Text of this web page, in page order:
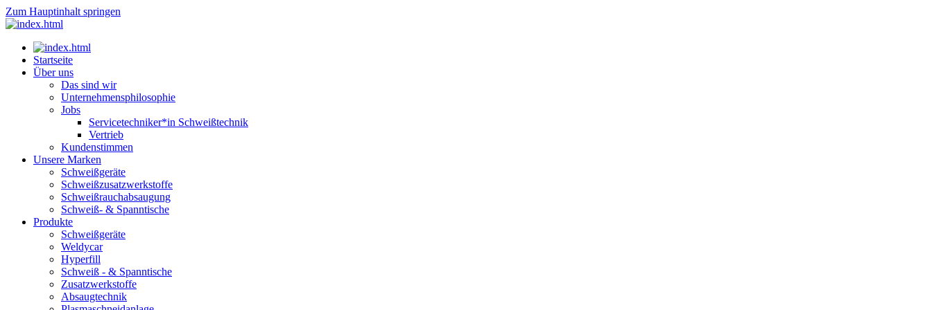
Zum Hauptinhalt springen
Startseite
Über uns
Das sind wir
Unternehmensphilosophie
Jobs
Servicetechniker*in Schweißtechnik
Vertrieb
Kundenstimmen
Unsere Marken
Schweißgeräte
Schweißzusatzwerkstoffe
Schweißrauchabsaugung
Schweiß- & Spanntische
Produkte
Schweißgeräte
Weldycar
Hyperfill
Schweiß - & Spanntische
Zusatzwerkstoffe
Absaugtechnik